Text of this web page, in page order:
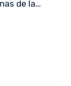
de la…